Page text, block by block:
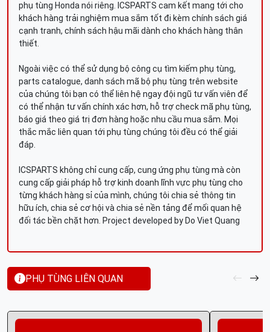
phụ tùng Honda nói riêng. ICSPARTS cam kết mang tới cho
khách hàng trải nghiệm mua sắm tốt đi kèm chính sách giá
cạnh tranh, chính sách hậu mãi dành cho khách hàng thân
thiết.
Ngoài việc có thể sử dụng bộ công cụ tìm kiếm phụ tùng,
parts catalogue, danh sách mã bộ phụ tùng trên website
của chúng tôi bạn có thể liên hệ ngay đội ngũ tư vấn viên để
có thể nhận tư vấn chính xác hơn, hỗ trợ check mã phụ tùng,
báo giá theo giá trị đơn hàng hoặc nhu cầu mua sắm. Mọi
thắc mắc liên quan tới phụ tùng chúng tôi đều có thể giải
đáp.
ICSPARTS không chỉ cung cấp, cung ứng phụ tùng mà còn
cung cấp giải pháp hỗ trợ kinh doanh lĩnh vực phụ tùng cho
từng khách hàng sỉ của mình, chúng tôi chia sẻ thông tin
hữu ích, chia sẻ cơ hội và chia sẻ nền tảng để mối quan hệ
đối tác bền chặt hơn. Project developed by Do Viet Quang
PHỤ TÙNG LIÊN QUAN